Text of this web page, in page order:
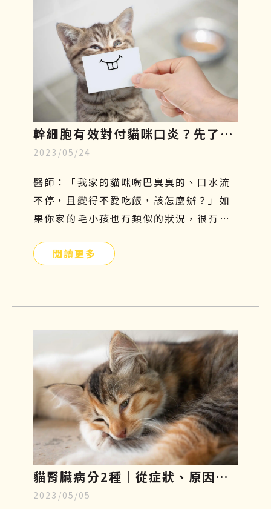
得緩慢、走路開始一跛一跛的，很有可能
是退化性關節炎造成的，因此在接下來的
文章中，將一一說明狗狗關節炎症狀有哪
些、吃什麼才好、治療方針與日常關節保
養。
幹細胞有效對付貓咪口炎？先了解
成因、症狀和照顧，再探索治療新
知
2023/05/24
醫師：「我家的貓咪嘴巴臭臭的、口水流
不停，且變得不愛吃飯，該怎麼辦？」如
果你家的毛小孩也有類似的狀況，很有可
響貓咪的食慾及健康，因此這個問題不能
治療！
閱讀更多
貓腎臟病分2種│從症狀、原因、
飲食原則到幹細胞治療一一解析
2023/05/05